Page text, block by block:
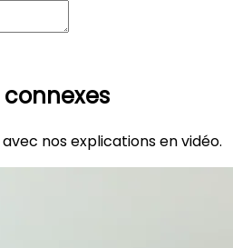
nos explications en vidéo.